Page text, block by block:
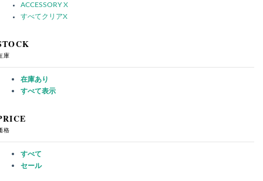
ACCESSORY X
すべてクリアX
庫
在庫あり
すべて表示
格
すべて
セール